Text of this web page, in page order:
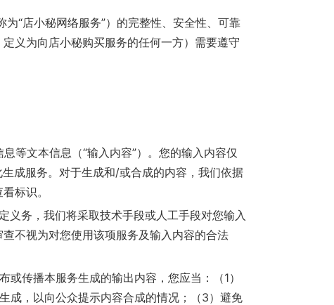
“店小秘网络服务”）的完整性、安全性、可靠
义为向店小秘购买服务的任何一方）需要遵守
等文本信息（“输入内容”）。您的输入内容仅
成服务。对于生成和/或合成的内容，我们依据
标识。
义务，我们将采取技术手段或人工手段对您输入
不视为对您使用该项服务及输入内容的合法
传播本服务生成的输出内容，您应当：（1）
成，以向公众提示内容合成的情况；（3）避免